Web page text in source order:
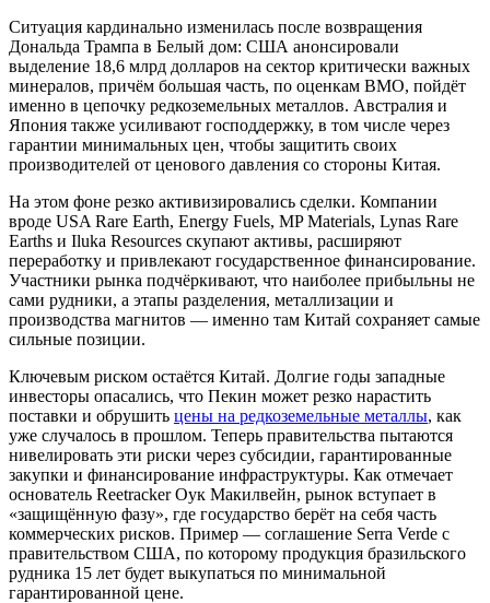
Ситуация кардинально изменилась после возвращения
Дональда Трампа в Белый дом: США анонсировали
выделение 18,6 млрд долларов на сектор критически важных
минералов, причём большая часть, по оценкам BMO, пойдёт
именно в цепочку редкоземельных металлов. Австралия и
Япония также усиливают господдержку, в том числе через
гарантии минимальных цен, чтобы защитить своих
производителей от ценового давления со стороны Китая.
На этом фоне резко активизировались сделки. Компании
вроде USA Rare Earth, Energy Fuels, MP Materials, Lynas Rare
Earths и Iluka Resources скупают активы, расширяют
переработку и привлекают государственное финансирование.
Участники рынка подчёркивают, что наиболее прибыльны не
сами рудники, а этапы разделения, металлизации и
производства магнитов — именно там Китай сохраняет самые
сильные позиции.
Ключевым риском остаётся Китай. Долгие годы западные
инвесторы опасались, что Пекин может резко нарастить
поставки и обрушить цены на редкоземельные металлы, как
уже случалось в прошлом. Теперь правительства пытаются
нивелировать эти риски через субсидии, гарантированные
закупки и финансирование инфраструктуры. Как отмечает
основатель Reetracker Оук Макилвейн, рынок вступает в
«защищённую фазу», где государство берёт на себя часть
коммерческих рисков. Пример — соглашение Serra Verde с
правительством США, по которому продукция бразильского
рудника 15 лет будет выкупаться по минимальной
гарантированной цене.